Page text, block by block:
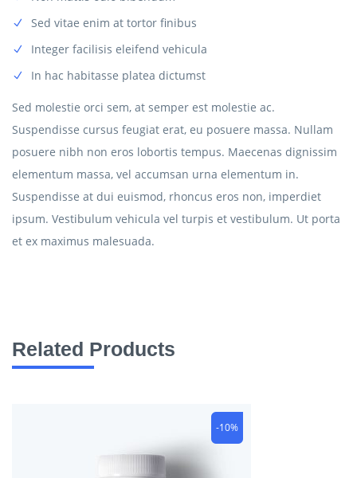
Sed vitae enim at tortor finibus
Integer facilisis eleifend vehicula
In hac habitasse platea dictumst
Sed molestie orci sem, at semper est molestie ac.
Suspendisse cursus feugiat erat, eu posuere massa. Nullam
posuere nibh non eros lobortis tempus. Maecenas dignissim
elementum massa, vel accumsan urna elementum in.
Suspendisse at dui euismod, rhoncus eros non, imperdiet
ipsum. Vestibulum vehicula vel turpis et vestibulum. Ut porta
et ex maximus malesuada.
Related Products
-10%